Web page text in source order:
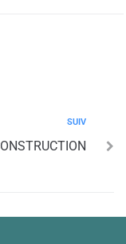
SUIV